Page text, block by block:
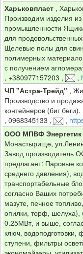
Харьковпласт,
Производим изделия
промышленности
для
Щелевые полы для
полимерных
с получением
, +380977157203 , ,
ЧП "Астра-Трейд" ,
Производство и
контейнеров (биг беги).
, 0968345133 , ,
ООО МПВФ Энергетик
Монастырище,
Завод производитель
предлагает: Паровые
среднего давления),
транспортабельные
согласно Ваших
мазуте, печное
опилки, торф, шелуха),
0.25МВт, и выше,
ключ, водоподготовки,
ступени, фильтры